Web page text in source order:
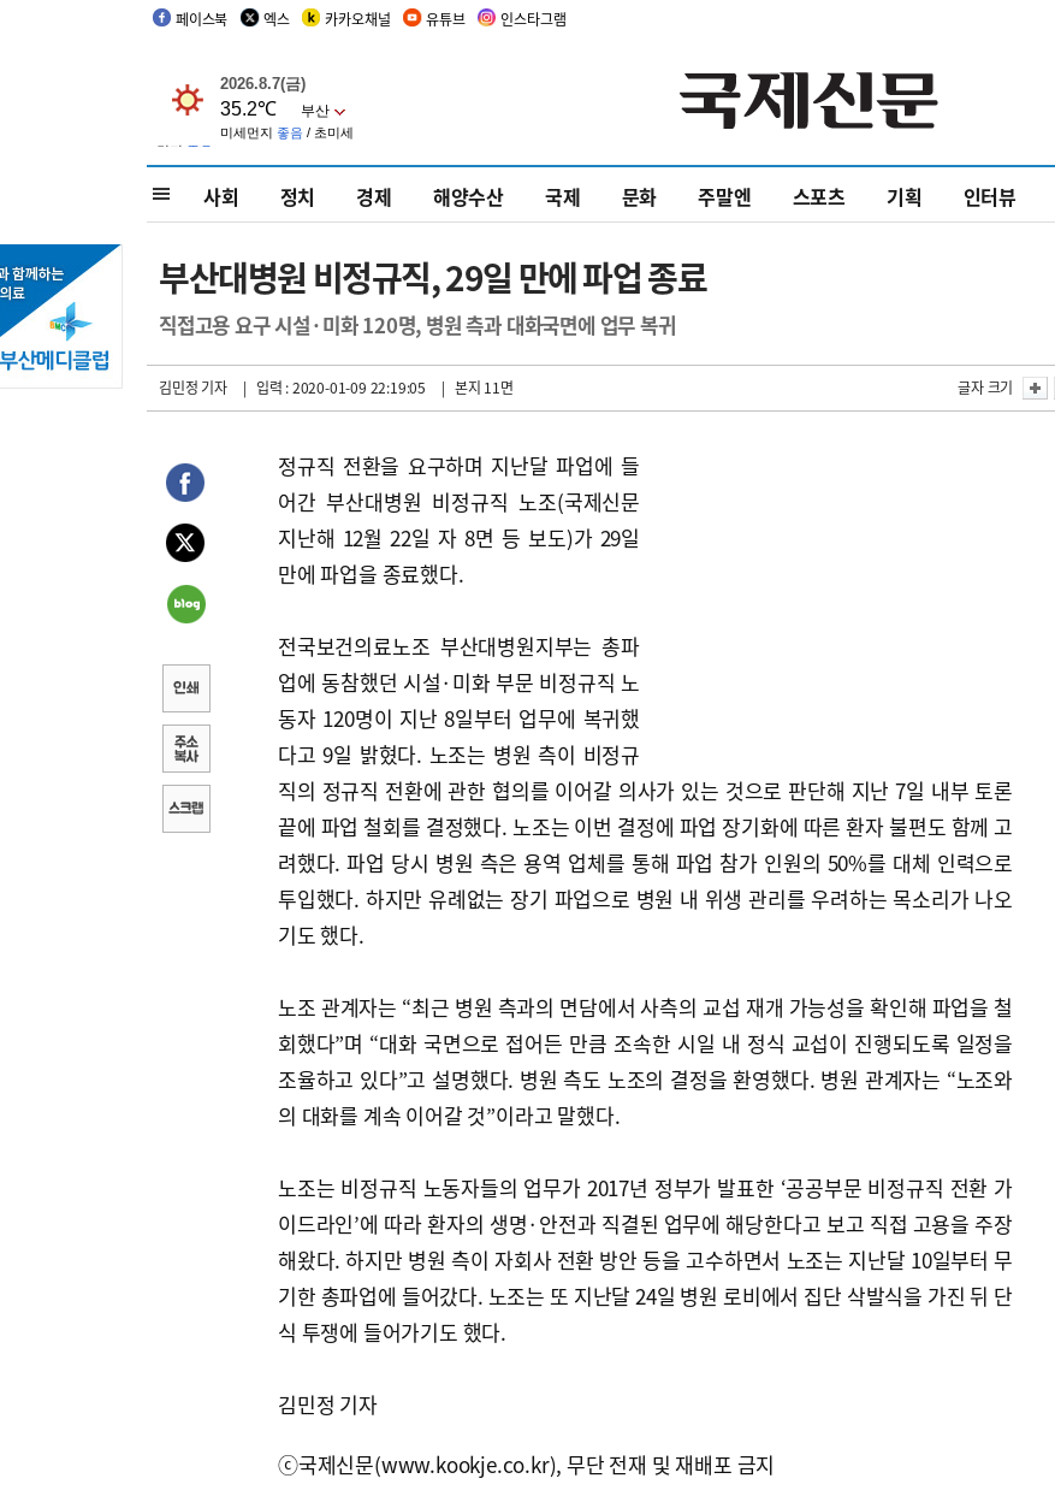
페이스북 엑스 카카오채널 유튜브 인스타그램
사회 정치 경제 해양수산 국제 문화 주말엔 스포츠 기획 인터뷰
부산대병원 비정규직, 29일 만에 파업 종료
직접고용 요구 시설·미화 120명, 병원 측과 대화국면에 업무 복귀
김민정 기자 | 입력 : 2020-01-09 22:19:05 | 본지 11면 글자 크기
정규직 전환을 요구하며 지난달 파업에 들
어간 부산대병원 비정규직 노조(국제신문
지난해 12월 22일 자 8면 등 보도)가 29일
만에 파업을 종료했다.
전국보건의료노조 부산대병원지부는 총파
업에 동참했던 시설·미화 부문 비정규직 노
동자 120명이 지난 8일부터 업무에 복귀했
다고 9일 밝혔다. 노조는 병원 측이 비정규
직의 정규직 전환에 관한 협의를 이어갈 의사가 있는 것으로 판단해 지난 7일 내부 토론
끝에 파업 철회를 결정했다. 노조는 이번 결정에 파업 장기화에 따른 환자 불편도 함께 고
려했다. 파업 당시 병원 측은 용역 업체를 통해 파업 참가 인원의 50%를 대체 인력으로
투입했다. 하지만 유례없는 장기 파업으로 병원 내 위생 관리를 우려하는 목소리가 나오
기도 했다.
노조 관계자는 “최근 병원 측과의 면담에서 사측의 교섭 재개 가능성을 확인해 파업을 철
회했다”며 “대화 국면으로 접어든 만큼 조속한 시일 내 정식 교섭이 진행되도록 일정을
조율하고 있다”고 설명했다. 병원 측도 노조의 결정을 환영했다. 병원 관계자는 “노조와
의 대화를 계속 이어갈 것”이라고 말했다.
노조는 비정규직 노동자들의 업무가 2017년 정부가 발표한 ‘공공부문 비정규직 전환 가
이드라인’에 따라 환자의 생명·안전과 직결된 업무에 해당한다고 보고 직접 고용을 주장
해왔다. 하지만 병원 측이 자회사 전환 방안 등을 고수하면서 노조는 지난달 10일부터 무
기한 총파업에 들어갔다. 노조는 또 지난달 24일 병원 로비에서 집단 삭발식을 가진 뒤 단
식 투쟁에 들어가기도 했다.
김민정 기자
ⓒ국제신문(www.kookje.co.kr), 무단 전재 및 재배포 금지